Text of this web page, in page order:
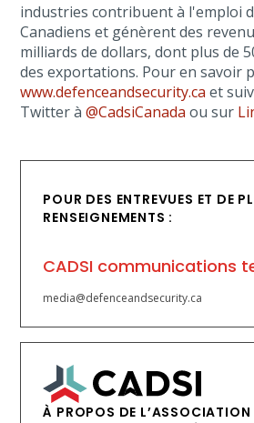
industries contribuent à l'emploi
Canadiens et génèrent des
milliards de dollars, dont plus de
des exportations. Pour en savoir
www.defenceandsecurity.ca et
Twitter à@CadsiCanada ou sur
POUR DES ENTREVUES ET DE
RENSEIGNEMENTS :
CADSI communications
media@defenceandsecurity.ca
À PROPOS DE